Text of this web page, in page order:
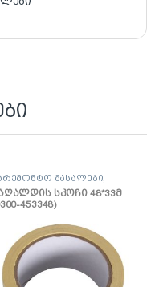
მასალები
სკოჩი 48*33მ
453348)